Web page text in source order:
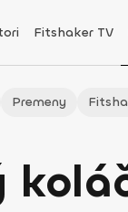
Fitshaker TV
Premeny